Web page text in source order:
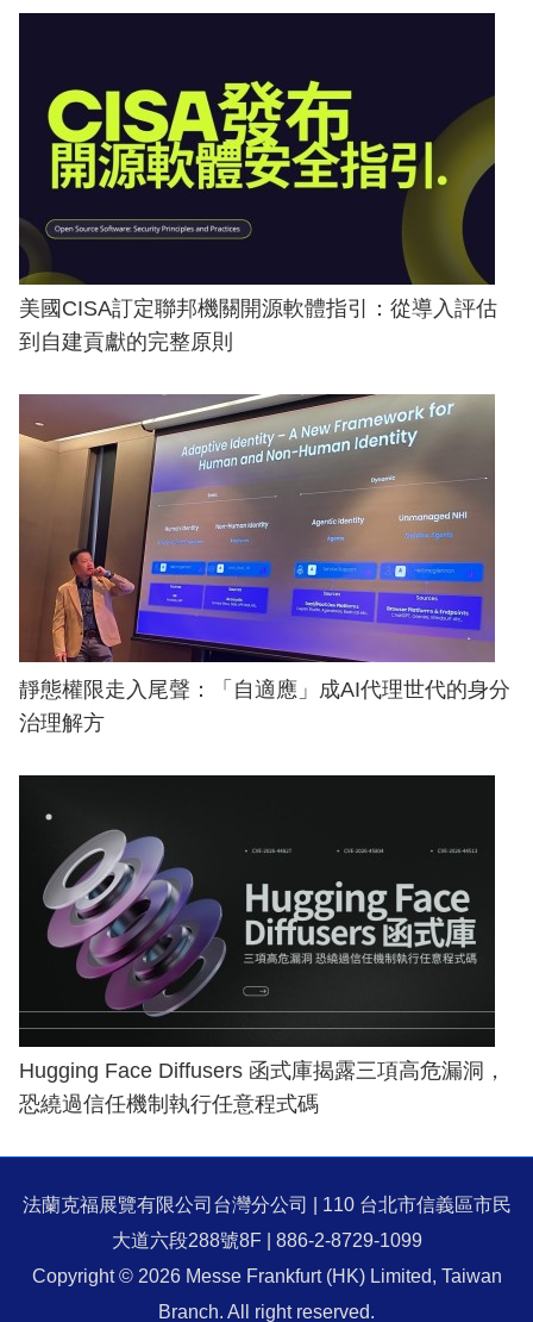
美國CISA訂定聯邦機關開源軟體指引：從導入評估
到自建貢獻的完整原則
靜態權限走入尾聲：「自適應」成AI代理世代的身分
治理解方
Hugging Face Diffusers 函式庫揭露三項高危漏洞，
恐繞過信任機制執行任意程式碼
法蘭克福展覽有限公司台灣分公司 | 110 台北市信義區市民
大道六段288號8F | 886-2-8729-1099
Copyright © 2026 Messe Frankfurt (HK) Limited, Taiwan
Branch. All right reserved.